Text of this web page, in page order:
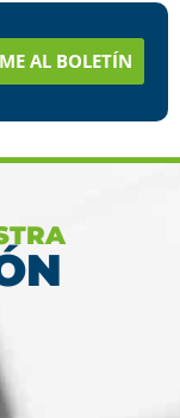
AL BOLETÍN